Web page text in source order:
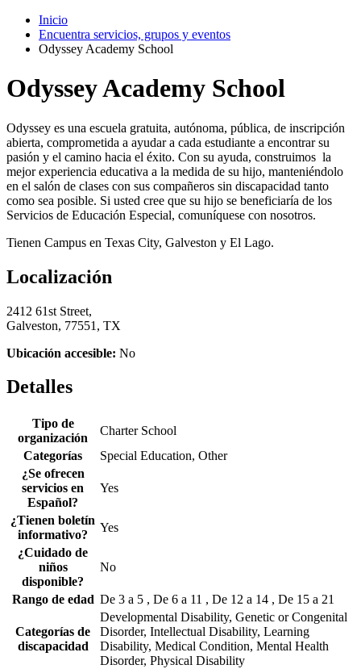
Inicio
Encuentra servicios, grupos y eventos
Odyssey Academy School
Odyssey Academy School
Odyssey es una escuela gratuita, autónoma, pública, de inscripción
abierta, comprometida a ayudar a cada estudiante a encontrar su
pasión y el camino hacia el éxito. Con su ayuda, construimos la
mejor experiencia educativa a la medida de su hijo, manteniéndolo
en el salón de clases con sus compañeros sin discapacidad tanto
como sea posible. Si usted cree que su hijo se beneficiaría de los
Servicios de Educación Especial, comuníquese con nosotros.
Tienen Campus en Texas City, Galveston y El Lago.
Localización
2412 61st Street,
Galveston, 77551, TX
Ubicación accesible: No
Detalles
Tipo de
organización
Charter School
Categorías
Special Education, Other
¿Se ofrecen
servicios en
Español?
Yes
¿Tienen boletín
informativo?
Yes
¿Cuidado de
niños
disponible?
No
Rango de edad De 3 a 5 , De 6 a 11 , De 12 a 14 , De 15 a 21
Categorías de
discapacidad
Developmental Disability, Genetic or Congenital
Disorder, Intellectual Disability, Learning
Disability, Medical Condition, Mental Health
Disorder, Physical Disability